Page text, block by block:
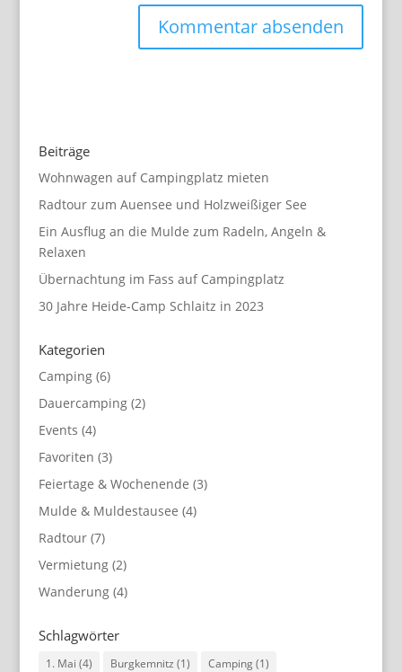
Beiträge
Wohnwagen auf Campingplatz mieten
Radtour zum Auensee und Holzweißiger See
Ein Ausflug an die Mulde zum Radeln, Angeln &
Relaxen
Übernachtung im Fass auf Campingplatz
30 Jahre Heide-Camp Schlaitz in 2023
Kategorien
Camping(6)
Dauercamping(2)
Events (4)
Favoriten (3)
Feiertage & Wochenende (3)
Mulde & Muldestausee (4)
Radtour(7)
Vermietung(2)
Wanderung(4)
Schlagwörter
1. Mai (4) Burgkemnitz (1) Camping(1)